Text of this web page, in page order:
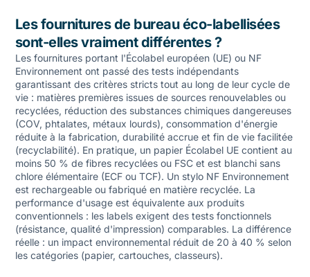
Les fournitures de bureau éco-labellisées
sont-elles vraiment différentes ?
Les fournitures portant l'Écolabel européen (UE) ou NF
Environnement ont passé des tests indépendants
garantissant des critères stricts tout au long de leur cycle de
vie : matières premières issues de sources renouvelables ou
recyclées, réduction des substances chimiques dangereuses
(COV, phtalates, métaux lourds), consommation d'énergie
réduite à la fabrication, durabilité accrue et fin de vie facilitée
(recyclabilité). En pratique, un papier Écolabel UE contient au
moins 50 % de fibres recyclées ou FSC et est blanchi sans
chlore élémentaire (ECF ou TCF). Un stylo NF Environnement
est rechargeable ou fabriqué en matière recyclée. La
performance d'usage est équivalente aux produits
conventionnels : les labels exigent des tests fonctionnels
(résistance, qualité d'impression) comparables. La différence
réelle : un impact environnemental réduit de 20 à 40 % selon
les catégories (papier, cartouches, classeurs).